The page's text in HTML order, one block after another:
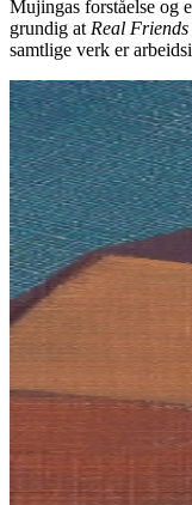
Mujingas forståelse og
grundig at Real Friends
samtlige verk er